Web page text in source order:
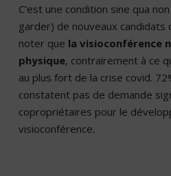
C’est une condition sine qua
garder) de nouveaux
noter que la visioconférence
physique, contrairement à ce
au plus fort de la crise covid.
constatent pas de demande
copropriétaires pour le
visioconférence.